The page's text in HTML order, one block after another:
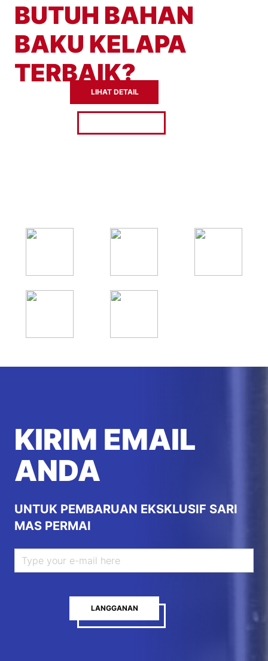
BUTUH BAHAN
BAKU KELAPA
TERBAIK?
LIHAT DETAIL
KIRIM EMAIL
ANDA
UNTUK PEMBARUAN EKSKLUSIF SARI
MAS PERMAI
LANGGANAN